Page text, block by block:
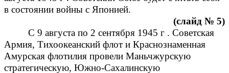
в состоянии войны с Японией.
(слайд № 5)
С 9 августа по 2 сентября 1945 г . Советская
Армия, Тихоокеанский флот и Краснознаменная
Амурская флотилия провели Маньчжурскую
стратегическую, Южно-Сахалинскую